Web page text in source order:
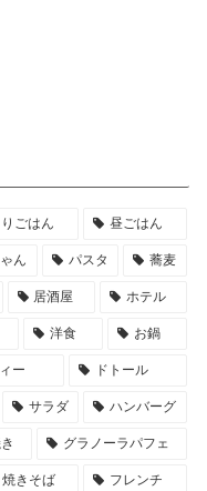
ごはん 昼ごはん
ん パスタ 蕎麦
居酒屋 ホテル
洋食 お鍋
ー ドトール
サラダ ハンバーグ
グラノーラパフェ
焼きそば フレンチ